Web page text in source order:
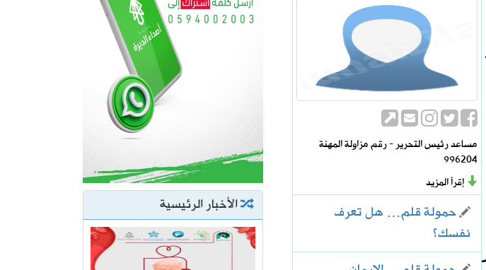
الأخبار الرئيسية
مساعد رئيس التحرير - رقم مزاولة المهنة
996204
إقرأ المزيد
حمولة قلم… هل تعرف
نفسك؟